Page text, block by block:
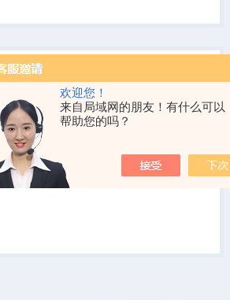
欢迎您！
来自局域网的朋友！有什么可以
帮助您的吗？